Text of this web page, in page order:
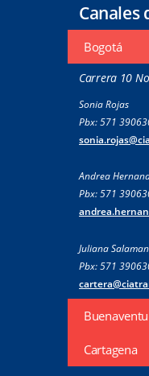
Canales
Bogotá
Carrera 10
Sonia Rojas
Pbx: 571
Andrea
Pbx: 571
Juliana
Pbx: 571
Cartagena